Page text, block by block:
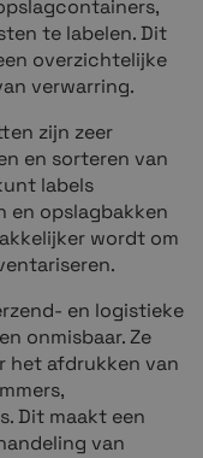
te labelen. Dit
overzichtelijke
verwarring.
zijn zeer
en sorteren van
labels
en opslagbakken
wordt om
en logistieke
onmisbaar. Ze
het afdrukken van
Dit maakt een
van